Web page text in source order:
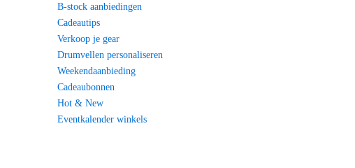
B-stock aanbiedingen
Cadeautips
Verkoop je gear
Drumvellen personaliseren
Weekendaanbieding
Cadeaubonnen
Hot & New
Eventkalender winkels